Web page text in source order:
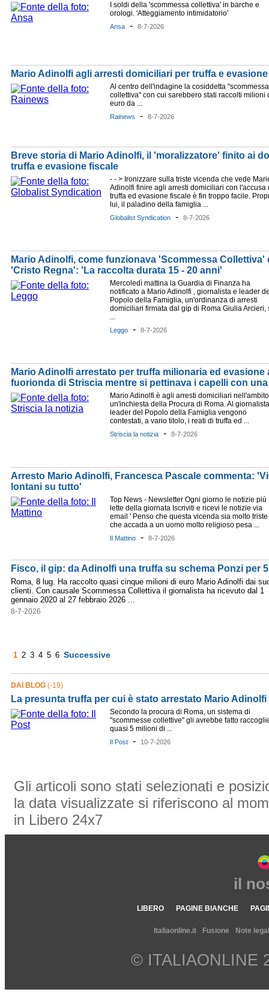
I soldi della 'scommessa collettiva' in barche e
orologi. 'Atteggiamento intimidatorio'
Ansa - 8-7-2026
Mario Adinolfi agli arresti domiciliari per truffa e
Al centro dell'indagine la cosiddetta "scommessa
collettiva" con cui sarebbero stati raccolti milioni
euro da ...
Rainews - 8-7-2026
Breve storia di Mario Adinolfi, il 'moralizzatore' finito ai
truffa e evasione fiscale
- - > Ironizzare sulla triste vicenda che vede
Adinolfi finire agli arresti domiciliari con l'accusa
truffa ed evasione fiscale è fin troppo facile.
lui, il paladino della famiglia ...
Globalist Syndication - 8-7-2026
Mario Adinolfi, come funzionava 'Scommessa
'Cristo Regna': 'La raccolta durata 15 - 20 anni'
Mercoledì mattina la Guardia di Finanza ha
notificato a Mario Adinolfi , giornalista e leader
Popolo della Famiglia, un'ordinanza di arresti
domiciliari firmata dal gip di Roma Giulia Arcieri,
...
Leggo - 8-7-2026
Mario Adinolfi arrestato per truffa milionaria ed
fuorionda di Striscia mentre si pettinava i capelli con una
Mario Adinolfi è agli arresti domiciliari
un'inchiesta della Procura di Roma. Al
leader del Popolo della Famiglia vengono
contestati, a vario titolo, i reati di truffa ed ...
Striscia la notizia - 8-7-2026
Arresto Mario Adinolfi, Francesca Pascale commenta:
lontani su tutto'
Top News - Newsletter Ogni giorno le notizie più
lette della giornata Iscriviti e ricevi le notizie via
email ' Penso che questa vicenda sia molto triste
che accada a un uomo molto religioso pesa ...
Il Mattino - 8-7-2026
Fisco, il gip: da Adinolfi una truffa su schema Ponzi per
Roma, 8 lug. Ha raccolto quasi cinque milioni di euro Mario Adinolfi dai
clienti. Con causale Scommessa Collettiva il giornalista ha ricevuto dal 1
gennaio 2020 al 27 febbraio 2026 ...
8-7-2026
1 2 3 4 5 6 Successive
DAI BLOG (-19)
La presunta truffa per cui è stato arrestato Mario Adinolfi
Secondo la procura di Roma, un sistema di
"scommesse collettive" gli avrebbe fatto
quasi 5 milioni di ...
Il Post - 10-7-2026
Gli articoli sono stati selezionati e
la data visualizzate si riferiscono al
in Libero 24x7
il
LIBERO PAGINE BIANCHE
Italiaonline.it Fusione Note
© ITALIAONLINE